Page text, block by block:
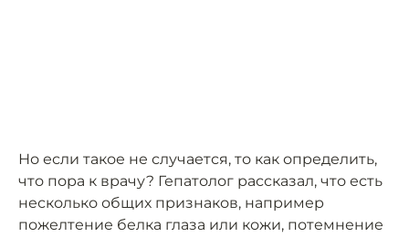
Но если такое не случается, то как определить,
что пора к врачу? Гепатолог рассказал, что есть
несколько общих признаков, например
пожелтение белка глаза или кожи, потемнение